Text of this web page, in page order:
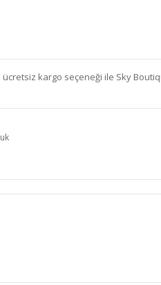
ücretsiz kargo seçeneği ile Sky